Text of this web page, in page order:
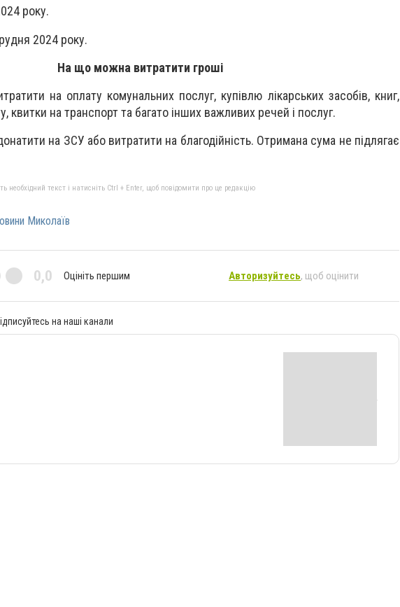
року.
2024 року.
На що можна витратити гроші
на оплату комунальних послуг, купівлю лікарських засобів, книг,
квитки на транспорт та багато інших важливих речей і послуг.
на ЗСУ або витратити на благодійність. Отримана сума не підлягає
необхідний текст і натисніть Ctrl + Enter, щоб повідомити про це редакцію
Миколаїв
0,0 Оцініть першим Авторизуйтесь, щоб оцінити
на наші канали